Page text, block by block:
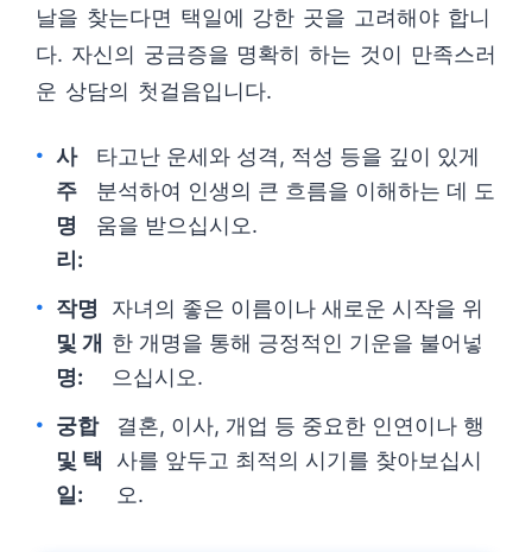
날을 찾는다면 택일에 강한 곳을 고려해야 합니
다. 자신의 궁금증을 명확히 하는 것이 만족스러
운 상담의 첫걸음입니다.
사
주
명
리:
타고난 운세와 성격, 적성 등을 깊이 있게
분석하여 인생의 큰 흐름을 이해하는 데 도
움을 받으십시오.
작명
및 개
명:
자녀의 좋은 이름이나 새로운 시작을 위
한 개명을 통해 긍정적인 기운을 불어넣
으십시오.
궁합
및 택
일:
결혼, 이사, 개업 등 중요한 인연이나 행
사를 앞두고 최적의 시기를 찾아보십시
오.